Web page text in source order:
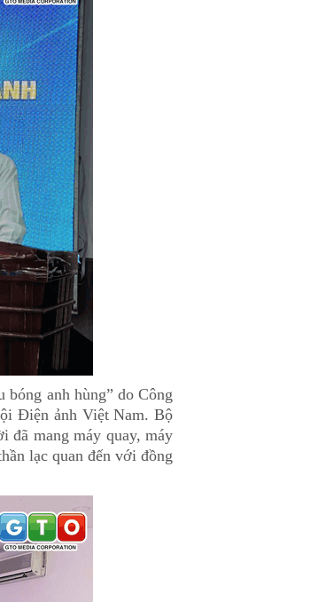
anh hùng” do Công
Điện ảnh Việt Nam. Bộ
đã mang máy quay, máy
lạc quan đến với đồng